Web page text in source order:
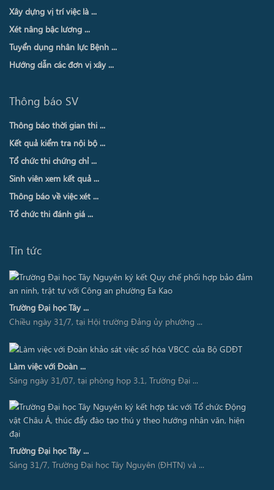
Xây dựng vị trí việc là ...
Xét nâng bậc lương ...
Tuyển dụng nhân lực Bệnh ...
Hướng dẫn các đơn vị xây ...
Thông báo SV
Thông báo thời gian thi ...
Kết quả kiểm tra nội bộ ...
Tổ chức thi chứng chỉ ...
Sinh viên xem kết quả ...
Thông báo về việc xét ...
Tổ chức thi đánh giá ...
Tin tức
Trường Đại học Tây ...
Chiều ngày 31/7, tại Hội trường Đảng ủy phường ...
Làm việc với Đoàn ...
Sáng ngày 31/07, tại phòng họp 3.1, Trường Đại ...
Trường Đại học Tây ...
Sáng 31/7, Trường Đại học Tây Nguyên (ĐHTN) và ...